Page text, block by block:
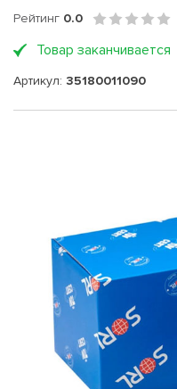
Рейтинг 0.0
Товар заканчивается
Артикул: 35180011090